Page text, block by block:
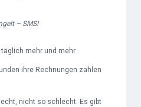
– SMS!
täglich mehr und mehr
ihre Rechnungen zahlen
nicht so schlecht. Es gibt